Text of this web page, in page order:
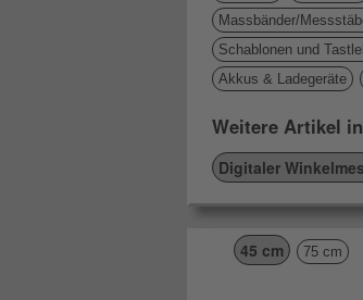
Massbänder/
Schablonen und
Akkus & Ladegeräte
Weitere Artikel
Digitaler
45 cm 75 cm